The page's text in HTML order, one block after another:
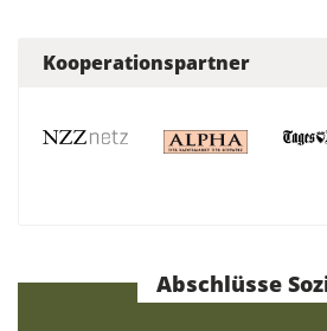
Kooperationspartner
Abschlüsse